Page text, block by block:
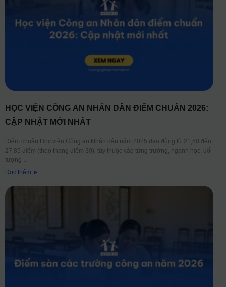
HỌC VIỆN CÔNG AN NHÂN DÂN ĐIỂM CHUẨN 2026:
CẬP NHẬT MỚI NHẤT
Điểm chuẩn Học viện Công an Nhân dân năm 2025 dao động từ 21,50 đến
27,85 điểm (theo thang điểm 30), tùy thuộc vào từng trường, ngành học, đối
tượng
Đọc thêm ➤